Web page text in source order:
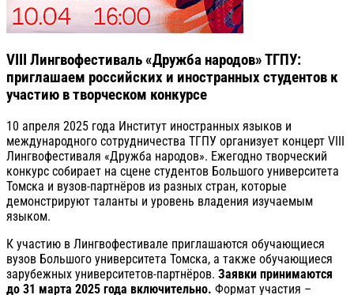
VIII Лингвофестиваль «Дружба народов» ТГПУ:
приглашаем российских и иностранных студентов к
участию в творческом конкурсе
10 апреля 2025 года Институт иностранных языков и
международного сотрудничества ТГПУ организует концерт VIII
Лингвофестиваля «Дружба народов». Ежегодно творческий
конкурс собирает на сцене студентов Большого университета
Томска и вузов-партнёров из разных стран, которые
демонстрируют таланты и уровень владения изучаемым
языком.
К участию в Лингвофестивале приглашаются обучающиеся
вузов Большого университета Томска, а также обучающиеся
зарубежных университетов-партнёров. Заявки принимаются
до 31 марта 2025 года включительно. Формат участия –